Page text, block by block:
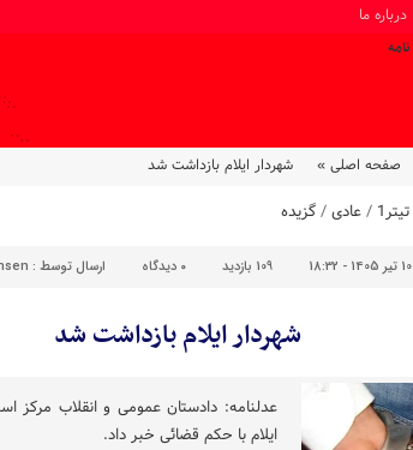
درباره ما
صفحه اصلی » شهردار ایلام بازداشت شد
تیتر1 /عادی/گزیده
10 تیر 1405 - 18:32 109 بازدید ۰ دیدگاه ارسال توسط :
شهردار ایلام بازداشت شد
عدلنامه: دادستان عمومی و انقلاب مرکز
ایلام با حکم قضائی خبر داد.